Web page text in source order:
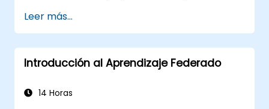
Federado.
Abordar los desafíos de la privacidad de
datos en el entrenamiento
descentralizado de IA.
escenarios del mundo real en diversas
Leer más...
Introducción al Aprendizaje Federado
14 Horas